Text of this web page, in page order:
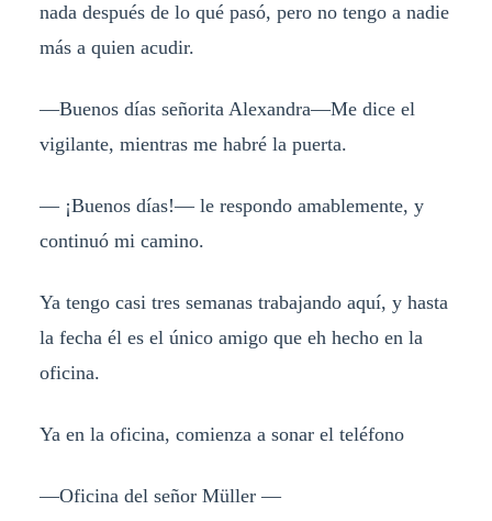
nada después de lo qué pasó, pero no tengo a nadie
más a quien acudir.
—Buenos días señorita Alexandra—Me dice el
vigilante, mientras me habré la puerta.
— ¡Buenos días!— le respondo amablemente, y
continuó mi camino.
Ya tengo casi tres semanas trabajando aquí, y hasta
la fecha él es el único amigo que eh hecho en la
oficina.
Ya en la oficina, comienza a sonar el teléfono
—Oficina del señor Müller —